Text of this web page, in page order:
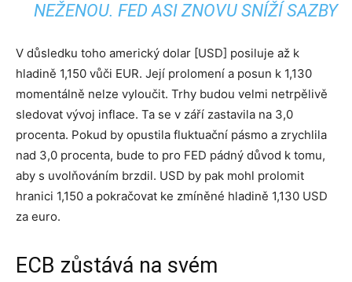
NEŽENOU. FED ASI ZNOVU SNÍŽÍ SAZBY
V důsledku toho americký dolar [USD] posiluje až k
hladině 1,150 vůči EUR. Její prolomení a posun k 1,130
momentálně nelze vyloučit. Trhy budou velmi netrpělivě
sledovat vývoj inflace. Ta se v září zastavila na 3,0
procenta. Pokud by opustila fluktuační pásmo a zrychlila
nad 3,0 procenta, bude to pro FED pádný důvod k tomu,
aby s uvolňováním brzdil. USD by pak mohl prolomit
hranici 1,150 a pokračovat ke zmíněné hladině 1,130 USD
za euro.
ECB zůstává na svém